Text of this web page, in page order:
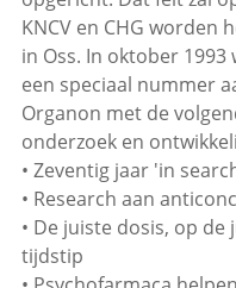
KNCV en CHG worden
in Oss. In oktober 1993
een speciaal nummer
Organon met de
onderzoek en
• Zeventig jaar 'in
• Research aan
• De juiste dosis, op
tijdstip